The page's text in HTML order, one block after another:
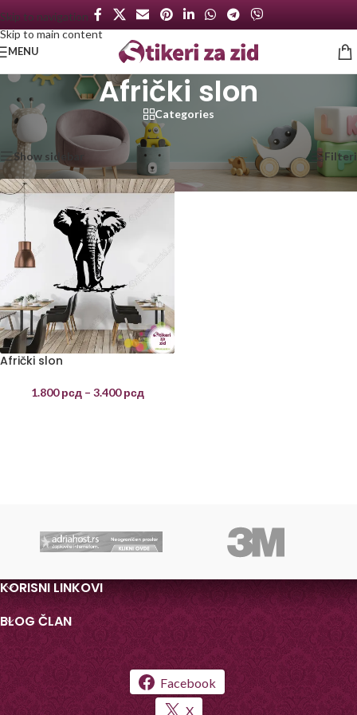
Skip to navigation
Skip to main content
MENU
Afrički slon
Categories
Početna
Proizvod označen „Afrički slon“ Prikazan jedan rezultat
Show sidebar Filteri
Afrički slon
1.800рсд – 3.400рсд
KORISNI LINKOVI
BLOG ČLAN
Facebook
X